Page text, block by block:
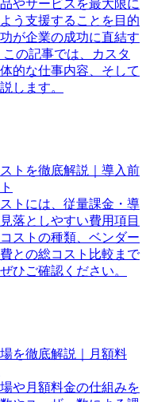
やサービスを最大限に
う支援することを目的
が企業の成功に直結す
の記事では、カスタ
的な仕事内容、そして
します。
トを徹底解説｜導入前
トには、従量課金・導
落としやすい費用項目
ストの種類、ベンダー
との総コスト比較まで
ひご確認ください。
を徹底解説｜月額料
や月額料金の仕組みを